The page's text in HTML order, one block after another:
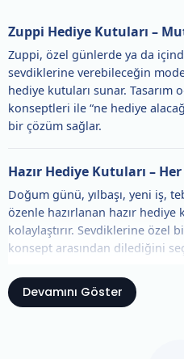
Zuppi Hediye Kutuları –
Zuppi, özel günlerde ya da
sevdiklerine verebileceğin
hediye kutuları sunar. Tasarım
konseptleri ile “ne hediye
bir çözüm sağlar.
Hazır Hediye Kutuları –
Doğum günü, yılbaşı, yeni iş,
özenle hazırlanan hazır hediye
kolaylaştırır. Sevdiklerine özel
konsept arasından dilediğini
Kendi Hediye Kutunu
Devamını Göster